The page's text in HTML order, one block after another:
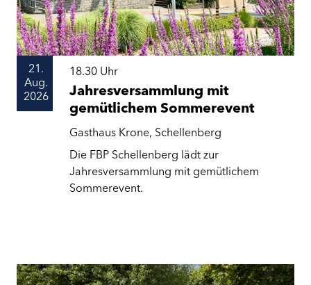
21.
Aug.
2026
18.30 Uhr
Jahresversammlung mit
gemütlichem Sommerevent
Gasthaus Krone, Schellenberg
Die FBP Schellenberg lädt zur
Jahresversammlung mit gemütlichem
Sommerevent.